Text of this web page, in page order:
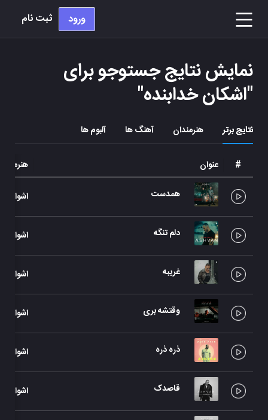
ورود ثبت نام
نمایش نتایج جستوجو برای
"اشکان خدابنده"
نتایج برتر هنرمندان آهنگ ها آلبوم ها
# عنوان هنرمند
همدست اشوان
دلم تنگه اشوان
غریبه اشوان
وقتشه بری اشوان
ذره ذره اشوان
قاصدک اشوان